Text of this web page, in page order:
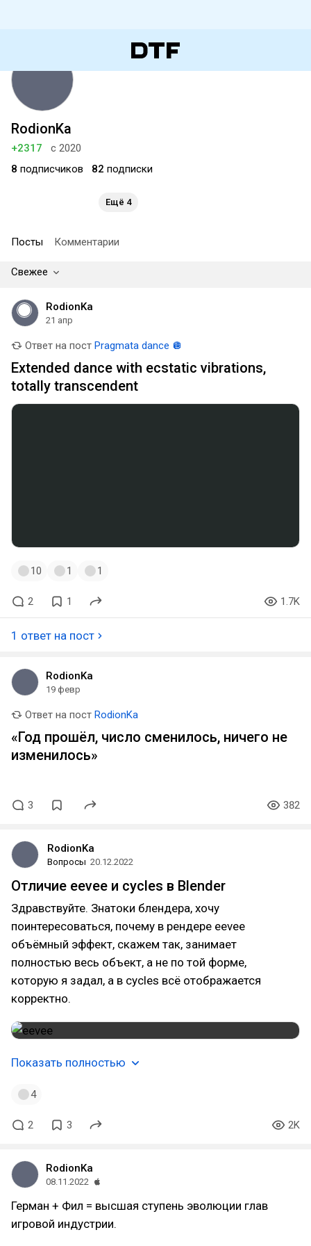
RodionKa
+2317
с 2020
8 подписчиков 82 подписки
Ещё 4
Посты Комментарии
Свежее
RodionKa
21 апр
Ответ на пост Pragmata dance 🪩
Extended dance with ecstatic vibrations,
totally transcendent
10 1 1
2 1 1.7K
1 ответ на пост
RodionKa
19 февр
Ответ на пост RodionKa
«Год прошёл, число сменилось, ничего не
изменилось»
3 382
RodionKa
Вопросы 20.12.2022
Отличие eevee и cycles в Blender
Здравствуйте. Знатоки блендера, хочу
поинтересоваться, почему в рендере eevee
объёмный эффект, скажем так, занимает
полностью весь объект, а не по той форме,
которую я задал, а в cycles всё отображается
корректно.
Показать полностью
4
2 3 2K
RodionKa
08.11.2022
Герман + Фил = высшая ступень эволюции глав
игровой индустрии.